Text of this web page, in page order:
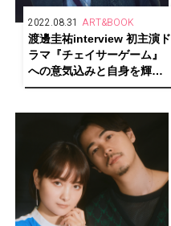
2022.08.31 ART&BOOK
渡邊圭祐interview 初主演ド
ラマ『チェイサーゲーム』
への意気込みと自身を輝か
せるために欠かせない地元